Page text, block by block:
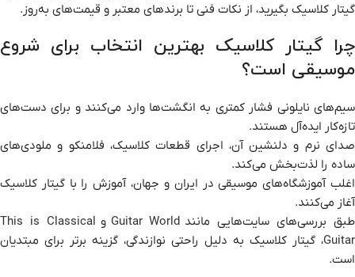
گیتار کلاسیک بگیرید، از نکات فنی تا برندهای معتبر و قیمت‌های به‌روز.
چرا گیتار کلاسیک بهترین انتخاب برای شروع
موسیقی است؟
سیم‌های نایلونی فشار کمتری به انگشت‌ها وارد می‌کنند و برای دست‌های
تازه‌کار ایده‌آل هستند.
صدای نرم و دلنشین آن، اجرای قطعات کلاسیک، فلامنکو و ملودی‌های
ساده را لذت‌بخش می‌کند.
اغلب آموزشگاه‌های موسیقی در ایران و جهان، آموزش را با گیتار کلاسیک
آغاز می‌کنند.
طبق بررسی‌های سایت‌هایی مانند Guitar World و This is Classical
Guitar، گیتار کلاسیک به دلیل راحتی نوازندگی، گزینه برتر برای مبتدیان
است.